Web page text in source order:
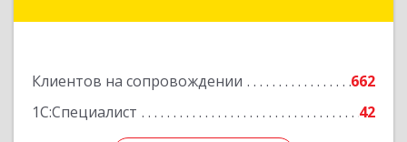
Клиентов на сопровождении
662
1С:Специалист
42